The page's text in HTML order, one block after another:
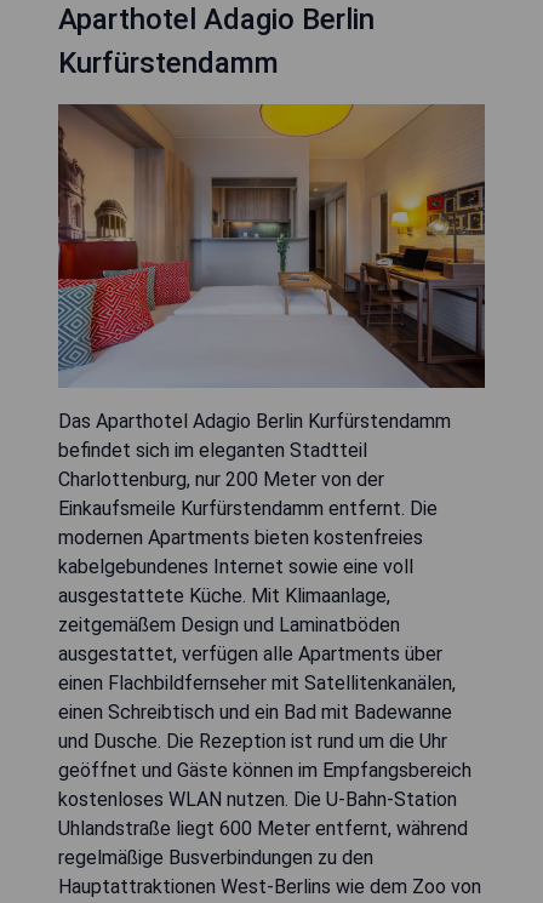
Aparthotel Adagio Berlin
Kurfürstendamm
Das Aparthotel Adagio Berlin Kurfürstendamm
befindet sich im eleganten Stadtteil
Charlottenburg, nur 200 Meter von der
Einkaufsmeile Kurfürstendamm entfernt. Die
modernen Apartments bieten kostenfreies
kabelgebundenes Internet sowie eine voll
ausgestattete Küche. Mit Klimaanlage,
zeitgemäßem Design und Laminatböden
ausgestattet, verfügen alle Apartments über
einen Flachbildfernseher mit Satellitenkanälen,
einen Schreibtisch und ein Bad mit Badewanne
und Dusche. Die Rezeption ist rund um die Uhr
geöffnet und Gäste können im Empfangsbereich
kostenloses WLAN nutzen. Die U-Bahn-Station
Uhlandstraße liegt 600 Meter entfernt, während
regelmäßige Busverbindungen zu den
Hauptattraktionen West-Berlins wie dem Zoo von